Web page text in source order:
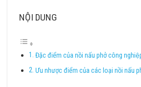
NỘI DUNG
Đặc điểm của nồi nấu phở công
Ưu nhược điểm của các loại nồi nấu